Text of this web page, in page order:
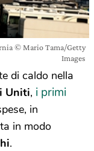
© Mario Tama/Getty
Images
di caldo nella
Uniti, i primi
in
in modo
.